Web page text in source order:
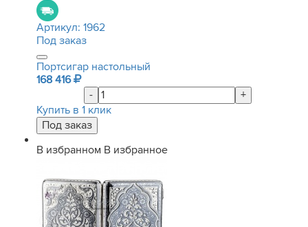
Артикул: 1962
Под заказ
Портсигар настольный
168 416
-
+
Купить в 1 клик
В избранном В избранное